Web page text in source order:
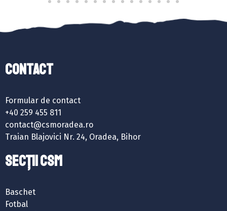
Contact
Formular de contact
+40 259 455 811
contact@csmoradea.ro
Traian Blajovici Nr. 24, Oradea, Bihor
SECȚII CSM
Baschet
Fotbal